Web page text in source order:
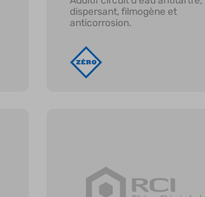
dispersant, filmogène et
anticorrosion.
En savoir plus